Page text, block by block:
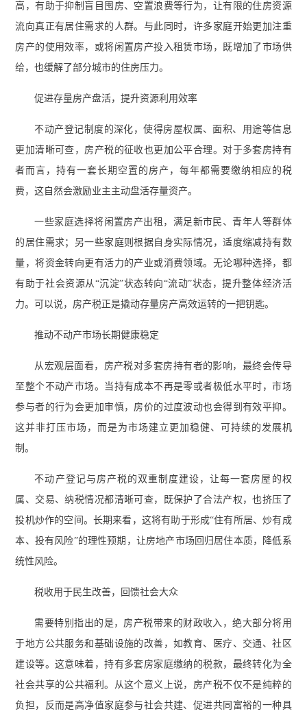
高，有助于抑制盲目囤房、空置浪费等行为，让有限的住房资源
流向真正有居住需求的人群。与此同时，许多家庭开始更加注重
房产的使用效率，或将闲置房产投入租赁市场，既增加了市场供
给，也缓解了部分城市的住房压力。
促进存量房产盘活，提升资源利用效率
不动产登记制度的深化，使得房屋权属、面积、用途等信息
更加清晰可查，房产税的征收也更加公平合理。对于多套房持有
者而言，持有一套长期空置的房产，每年都需要缴纳相应的税
费，这自然会激励业主主动盘活存量资产。
一些家庭选择将闲置房产出租，满足新市民、青年人等群体
的居住需求；另一些家庭则根据自身实际情况，适度缩减持有数
量，将资金转向更有活力的产业或消费领域。无论哪种选择，都
有助于社会资源从“沉淀”状态转向“流动”状态，提升整体经济活
力。可以说，房产税正是撬动存量房产高效运转的一把钥匙。
推动不动产市场长期健康稳定
从宏观层面看，房产税对多套房持有者的影响，最终会传导
至整个不动产市场。当持有成本不再是零或者极低水平时，市场
参与者的行为会更加审慎，房价的过度波动也会得到有效平抑。
这并非打压市场，而是为市场建立更加稳健、可持续的发展机
制。
不动产登记与房产税的双重制度建设，让每一套房屋的权
属、交易、纳税情况都清晰可查，既保护了合法产权，也挤压了
投机炒作的空间。长期来看，这将有助于形成“住有所居、炒有成
本、投有风险”的理性预期，让房地产市场回归居住本质，降低系
统性风险。
税收用于民生改善，回馈社会大众
需要特别指出的是，房产税带来的财政收入，绝大部分将用
于地方公共服务和基础设施的改善，如教育、医疗、交通、社区
建设等。这意味着，持有多套房家庭缴纳的税款，最终转化为全
社会共享的公共福利。从这个意义上说，房产税不仅不是纯粹的
负担，反而是高净值家庭参与社会共建、促进共同富裕的一种具